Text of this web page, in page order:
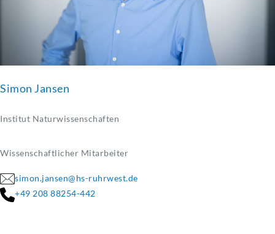
Simon Jansen
Institut Naturwissenschaften
Wissenschaftlicher Mitarbeiter
simon.jansen@hs-ruhrwest.de
+49 208 88254-442